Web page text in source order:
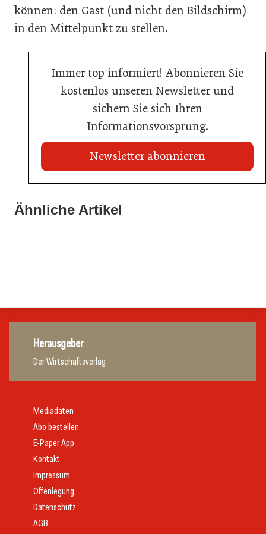
können: den Gast (und nicht den Bildschirm)
in den Mittelpunkt zu stellen.
Immer top informiert! Abonnieren Sie
kostenlos unseren Newsletter und
sichern Sie sich Ihren
Informationsvorsprung.
Newsletter abonnieren
Ähnliche Artikel
War die Fußball-WM 2026 für Ihren Betrieb ein
21. Juli 2026
Stipendium für Nachwuchstalent in der Wiener
Herausgeber
Der Wirtschaftsverlag
Mediadaten
Abo bestellen
E-Paper App
Kontakt
Impressum
Offenlegung
Datenschutz
AGB